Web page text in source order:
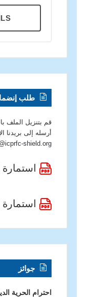
طلب
قم بتنزيل الملف
أرسله إلى بريدنا
shield.org
استمارة
جوائز
احترام الحرية